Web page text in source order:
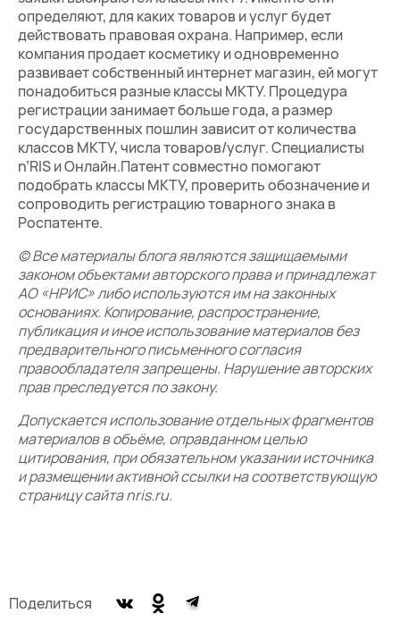
определяют, для каких товаров и услуг будет
действовать правовая охрана. Например, если
компания продает косметику и одновременно
развивает собственный интернет магазин, ей могут
понадобиться разные классы МКТУ. Процедура
регистрации занимает больше года, а размер
государственных пошлин зависит от количества
классов МКТУ, числа товаров/услуг. Специалисты
n’RIS и Онлайн.Патент совместно помогают
подобрать классы МКТУ, проверить обозначение и
сопроводить регистрацию товарного знака в
Роспатенте.
© Все материалы блога являются защищаемыми
законом объектами авторского права и принадлежат
АО «НРИС» либо используются им на законных
основаниях. Копирование, распространение,
публикация и иное использование материалов без
предварительного письменного согласия
правообладателя запрещены. Нарушение авторских
прав преследуется по закону.
Допускается использование отдельных фрагментов
материалов в объёме, оправданном целью
цитирования, при обязательном указании источника
и размещении активной ссылки на соответствующую
страницу сайта nris.ru.
Поделиться